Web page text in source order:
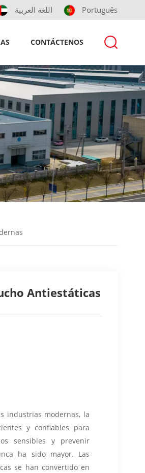
اللغة العربية Português
CONTÁCTENOS
Antiestáticas
industrias modernas, la
y confiables para
sensibles y prevenir
ha sido mayor. Las
se han convertido en